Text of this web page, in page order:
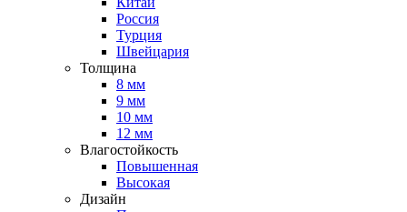
Россия
Турция
Швейцария
Толщина
8 мм
9 мм
10 мм
12 мм
Влагостойкость
Повышенная
Высокая
Дизайн